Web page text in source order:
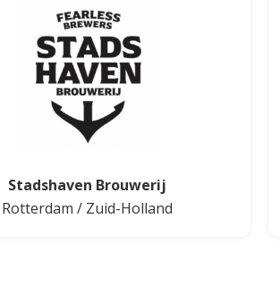
Stadshaven Brouwerij
Rotterdam / Zuid-Holland